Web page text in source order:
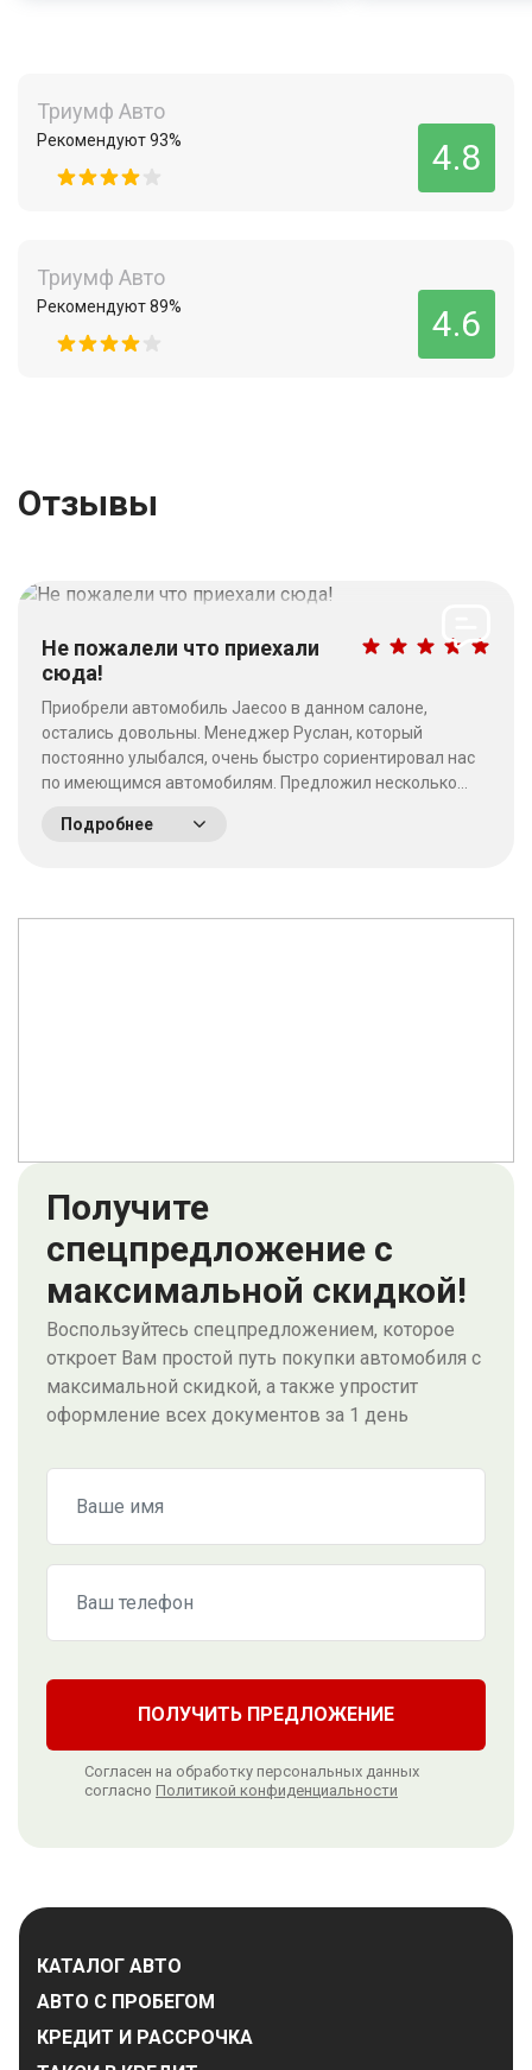
Триумф Авто
Рекомендуют 93% 4.8
Триумф Авто
Рекомендуют 89% 4.6
Отзывы
Не пожалели что приехали
сюда!
Приобрели автомобиль Jaecoo в данном салоне,
остались довольны. Менеджер Руслан, который
постоянно улыбался, очень быстро сориентировал нас
по имеющимся автомобилям. Предложил несколько
пожалели что приехали сюда! Качество работы на
Подробнее
Получите
спецпредложение с
максимальной скидкой!
Воспользуйтесь спецпредложением, которое
откроет Вам простой путь покупки автомобиля с
максимальной скидкой, а также упростит
оформление всех документов за 1 день
ПОЛУЧИТЬ ПРЕДЛОЖЕНИЕ
Согласен на обработку персональных данных
согласно Политикой конфиденциальности
КАТАЛОГ АВТО
АВТО С ПРОБЕГОМ
КРЕДИТ И РАССРОЧКА